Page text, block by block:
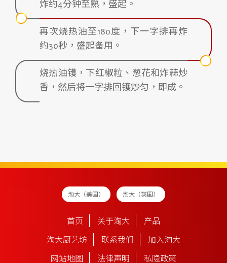
炸约4分钟至熟，盛起。
再次烧热油至180度，下一字排再炸
约30秒，盛起备用。
烧热油镬，下红椒粒、葱花和炸蒜炒
香，然后将一字排回镬炒匀，即成。
淘大（美国） 淘大（英国）
首页 关于淘大 产品
淘大厨艺坊 联系我们 加入淘大
网站地图 法律声明 私隐政策